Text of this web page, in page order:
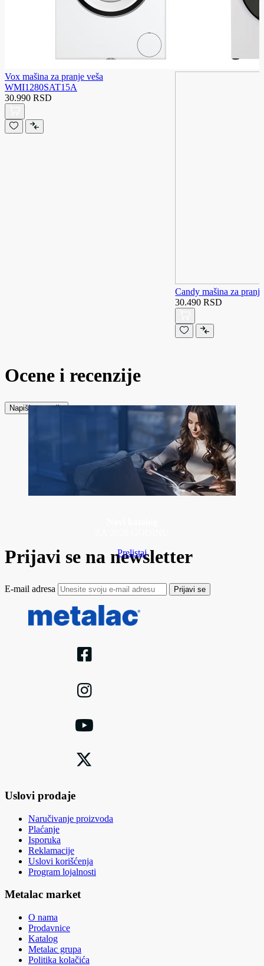
Vox mašina za pranje veša
WMI1280SAT15A
30.990 RSD
Candy mašina za
30.490 RSD
Ocene i recenzije
Napiši recenziju
Prelistaj
Prijavi se na newsletter
E-mail adresa Prijavi se
Uslovi prodaje
Naručivanje proizvoda
Plaćanje
Isporuka
Reklamacije
Uslovi korišćenja
Program lojalnosti
Metalac market
O nama
Prodavnice
Katalog
Metalac grupa
Politika kolačića